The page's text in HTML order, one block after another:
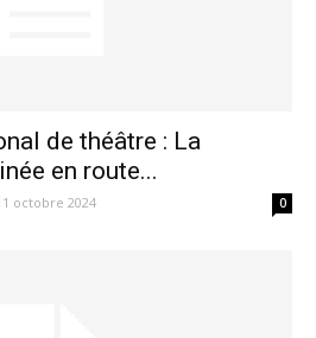
de théâtre : La
en route...
octobre 2024 0